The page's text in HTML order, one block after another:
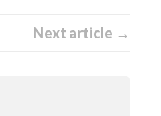
Next article →